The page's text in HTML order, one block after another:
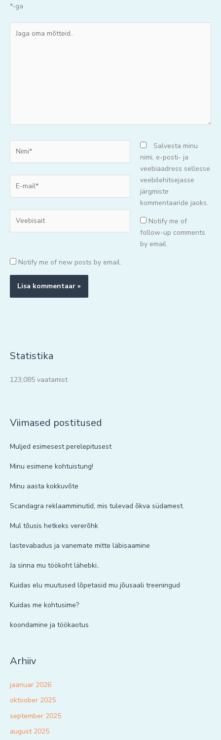
*-ga
oma
mail*
Salvesta minu
nimi, e-posti- ja
veebiaadress sellesse
veebilehitsejasse
järgmiste
kommentaaride jaoks.
Notify me of
follow-up comments
by email.
Notify me of new posts by email.
Statistika
123,085 vaatamist
Viimased postitused
Muljed esimesest perelepitusest
Minu esimene kohtuistung!
Minu aasta kokkuvõte
Scandagra reklaamminutid, mis tulevad õkva südamest.
Mul tõusis hetkeks vererõhk
lastevabadus ja vanemate mitte läbisaamine
Ja sinna mu töökoht lähebki..
Kuidas elu muutused lõpetasid mu jõusaali treeningud
Kuidas me kohtusime?
koondamine ja töökaotus
Arhiiv
jaanuar 2026
oktoober 2025
september 2025
august 2025